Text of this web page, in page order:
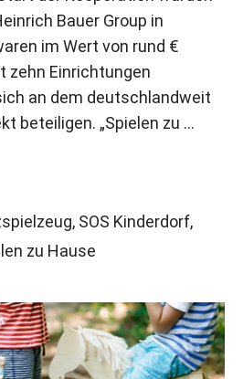
Bauer Group in
im Wert von rund €
zehn Einrichtungen
an dem deutschlandweit
beteiligen. „Spielen zu …
, SOS Kinderdorf,
zu Hause